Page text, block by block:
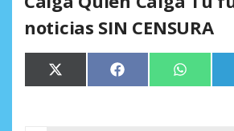
noticias SIN CENSURA
Compartir
en
X
(Twitter)
Compartir
en
Facebook
en